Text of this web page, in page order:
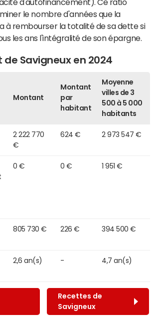
d'autofinancement). Ce ratio
le nombre d'années que la
à rembourser la totalité de sa dette si
les ans l'intégralité de son épargne.
de Savigneux en 2024
Montant
Montant
par
habitant
Moyenne
villes de 3
500 à 5 000
habitants
2 222 770
€
624 € 2 973 547 €
0 € 0 € 1 951 €
805 730 € 226 € 394 500 €
2,6 an(s) - 4,7 an(s)
Recettes de
Savigneux